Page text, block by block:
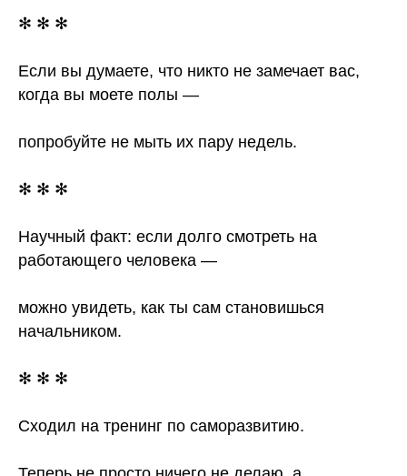
✻ ✻ ✻
Если вы думаете, что никто не замечает вас,
когда вы моете полы —
попробуйте не мыть их пару недель.
✻ ✻ ✻
Научный факт: если долго смотреть на
работающего человека —
можно увидеть, как ты сам становишься
начальником.
✻ ✻ ✻
Сходил на тренинг по саморазвитию.